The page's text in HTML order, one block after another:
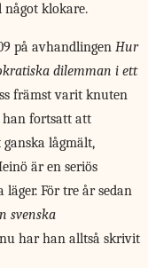
något klokare.
på avhandlingen Hur
dilemman i ett
främst varit knuten
han fortsatt att
lågmält,
är en seriös
För tre år sedan
svenska
har han alltså skrivit